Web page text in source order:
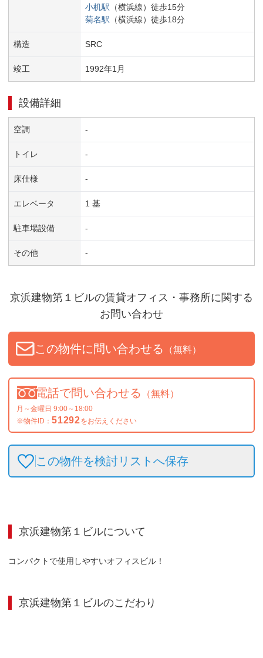
小机駅 （横浜線） 徒歩15分
菊名駅 （横浜線） 徒歩18分
構造 SRC
竣工 1992年1 月
設備詳細
空調 -
トイレ -
床仕様 -
エレベータ 1 基
駐車場設備 -
その他 -
京浜建物第１ビルの賃貸オフィス・事務所に関する
お問い合わせ
この物件に問い合わせる （無料）
電話で問い合わせる （無料）
月～金曜日 9:00～18:00
※物件ID： 51292をお伝えください
この物件を検討リストへ保存
京浜建物第１ビルについて
コンパクトで使用しやすいオフィスビル！
京浜建物第１ビルのこだわり